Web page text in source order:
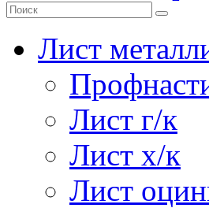
Лист
Лист г/к
Лист х/к
Лист